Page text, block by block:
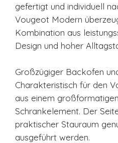
gefertigt und individuell
Vougeot Modern
Kombination aus
Design und hoher
Großzügiger Backofen
Charakteristisch für den
aus einem
Schrankelement. Der
praktischer Stauraum
ausgeführt werden.